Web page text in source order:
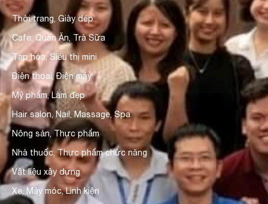
Thời trang, Giày dép
Cafe, Quán Ăn, Trà Sữa
Tạp hóa, Siêu thị mini
Điện thoại, Điện máy
Mỹ phẩm, Làm đẹp
Hair salon, Nail, Massage, Spa
Nông sản, Thực phẩm
Nhà thuốc, Thực phẩm chức năng
Vật liệu xây dựng
Xe, Máy móc, Linh kiện